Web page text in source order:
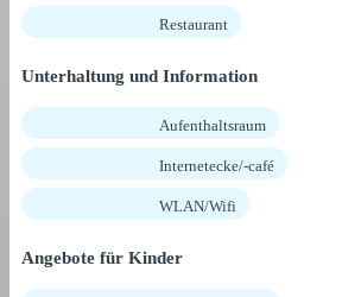
Restaurant
Unterhaltung und Information
Aufenthaltsraum
Internetecke/-café
WLAN/Wifi
Angebote für Kinder